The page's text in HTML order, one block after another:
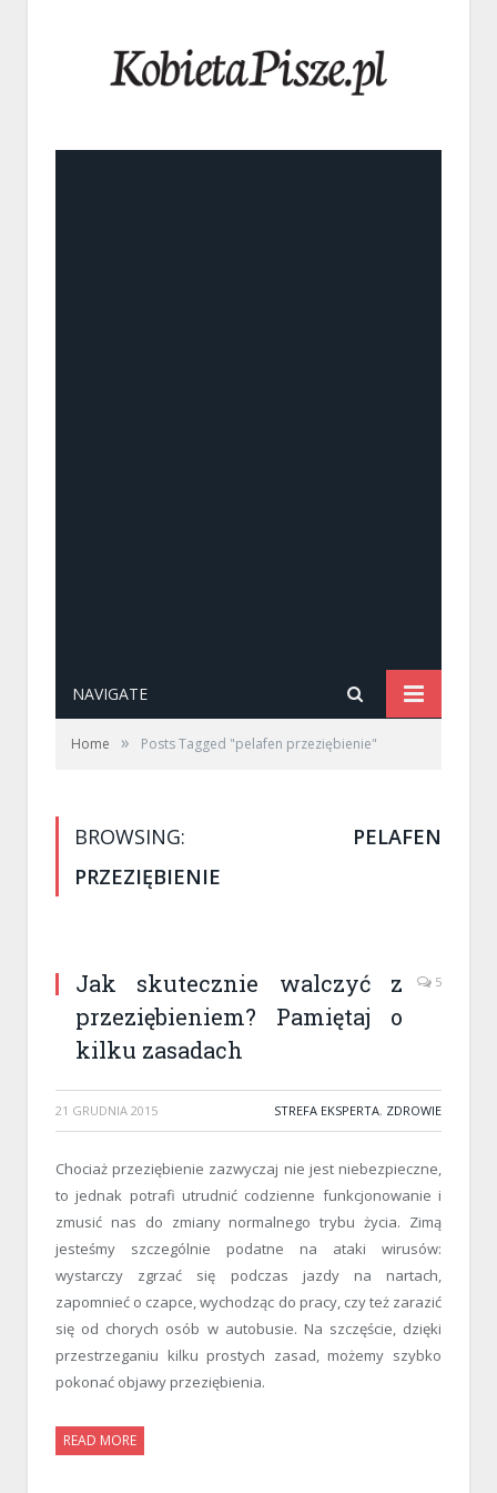
NAVIGATE
Home » Posts Tagged "pelafen przeziębienie"
BROWSING:
PELAFEN
PRZEZIĘBIENIE
Jak skutecznie walczyć z
przeziębieniem? Pamiętaj o
kilku zasadach
5
21 GRUDNIA 2015 STREFA EKSPERTA, ZDROWIE
Chociaż przeziębienie zazwyczaj nie jest niebezpieczne,
to jednak potrafi utrudnić codzienne funkcjonowanie i
zmusić nas do zmiany normalnego trybu życia. Zimą
jesteśmy szczególnie podatne na ataki wirusów:
wystarczy zgrzać się podczas jazdy na nartach,
zapomnieć o czapce, wychodząc do pracy, czy też zarazić
się od chorych osób w autobusie. Na szczęście, dzięki
przestrzeganiu kilku prostych zasad, możemy szybko
pokonać objawy przeziębienia.
READ MORE